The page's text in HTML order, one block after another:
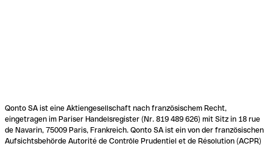
Qonto SA ist eine Aktiengesellschaft nach französischem Recht,
eingetragen im Pariser Handelsregister (Nr. 819 489 626) mit Sitz in 18 rue
de Navarin, 75009 Paris, Frankreich. Qonto SA ist ein von der französischen
Aufsichtsbehörde Autorité de Contrôle Prudentiel et de Résolution (ACPR)